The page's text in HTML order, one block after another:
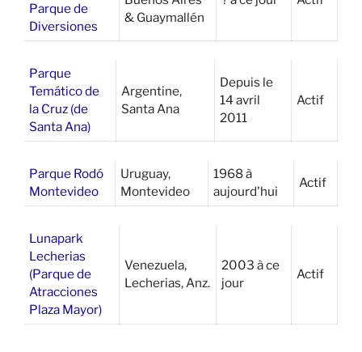
Parque de
Diversiones
& Guaymallén
Parque
Temático de
la Cruz (de
Santa Ana)
Argentine,
Santa Ana
Depuis le
14 avril
2011
Actif
Parque Rodó
Montevideo
Uruguay,
Montevideo
1968 à
aujourd'hui
Actif
Lunapark
Lecherias
(Parque de
Atracciones
Plaza Mayor)
Venezuela,
Lecherias, Anz.
2003 à ce
jour
Actif